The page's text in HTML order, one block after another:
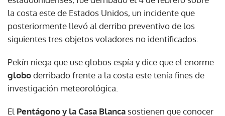
la costa este de Estados Unidos, un incidente que
posteriormente llevó al derribo preventivo de los
siguientes tres objetos voladores no identificados.
Pekín niega que use globos espía y dice que el enorme
globoderribado frente a la costa este tenía fines de
investigación meteorológica.
El Pentágono y la Casa Blanca sostienen que conocer